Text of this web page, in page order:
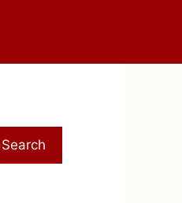
Search